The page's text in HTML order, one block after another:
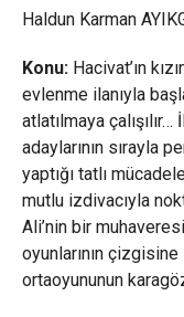
Haldun Karman
Konu:Hacivat’ın
evlenme ilanıyla
atlatılmaya
adaylarının sırayla
yaptığı tatlı
mutlu izdivacıyla
Ali’nin bir
oyunlarının
ortaoyununun